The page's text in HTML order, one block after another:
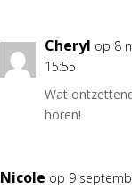
Cheryl op 8
15:55
Wat
horen!
Nicole op 9